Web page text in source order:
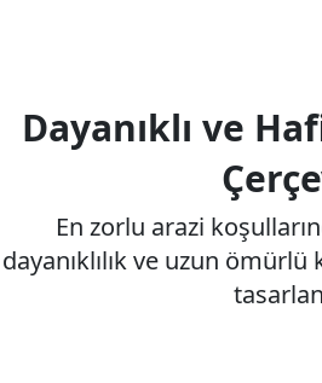
Dayanıklı ve
En zorlu arazi
dayanıklılık ve uzun